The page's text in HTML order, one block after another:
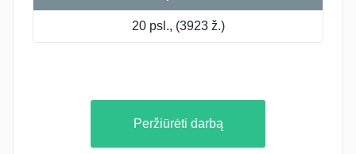
20 psl., (3923 ž.)
Peržiūrėti darbą